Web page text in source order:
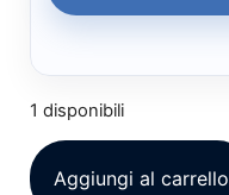
1 disponibili
Aggiungi al carrello